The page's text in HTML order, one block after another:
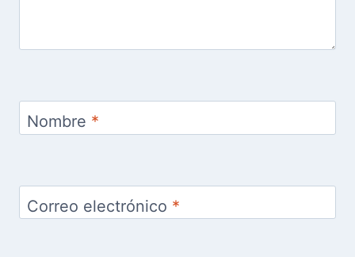
Nombre *
Correo electrónico *